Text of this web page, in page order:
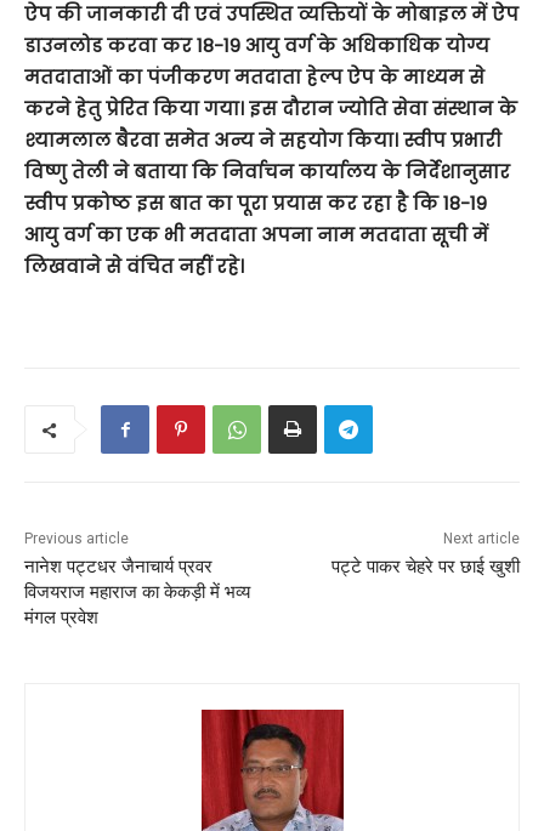
ऐपकीजानकारीदीएवंउपस्थितव्यक्तियोंकेमोबाइलमेंऐप
डाउनलोडकरवाकर18-19 आयुवर्गके अधिकाधिकयोग्य
मतदाताओंकापंजीकरणमतदाताहेल्पऐपकेमाध्यमसे
करनेहेतुप्रेरितकियागया।इसदौरानज्योतिसेवासंस्थानके
श्यामलालबैरवासमेत अन्यनेसहयोगकिया।स्वीपप्रभारी
विष्णुतेलीनेबतायाकिनिर्वाचनकार्यालयकेनिर्देशानुसार
स्वीपप्रकोष्ठइसबातकापूराप्रयासकररहाहैकि18-19
आयुवर्गकाएकभीमतदाता अपनानाममतदातासूचीमें
लिखवानेसेवंचितनहींरहे।
Previous article
नानेश पट्टधर जैनाचार्य प्रवर
विजयराज महाराज का केकड़ी में भव्य
मंगल प्रवेश
Next article
पट्टे पाकर चेहरे पर छाई खुशी